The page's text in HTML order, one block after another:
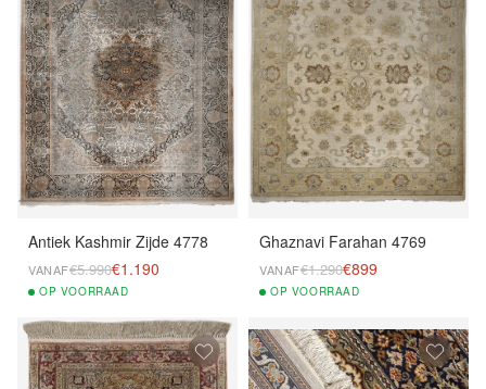
Antiek Kashmir Zijde 4778
VANAF€5.990€1.190
OP VOORRAAD
Ghaznavi Farahan 4769
VANAF€1.290€899
OP VOORRAAD